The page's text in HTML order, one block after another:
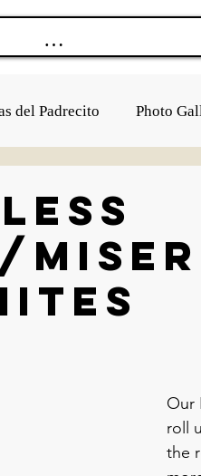
del Padrecito Photo
Our
roll
the